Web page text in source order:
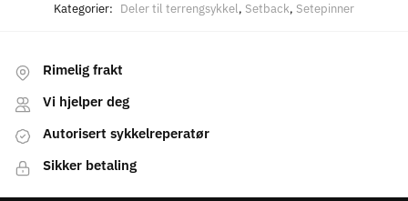
Kategorier: Deler til terrengsykkel, Setback, Setepinner
Rimelig frakt
Vi hjelper deg
Autorisert sykkelreperatør
Sikker betaling